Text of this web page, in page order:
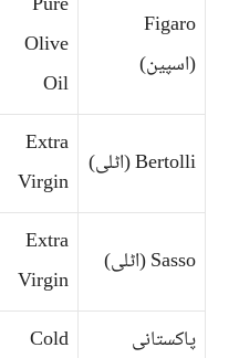
Figaro
(اسپین)
Olive
Oil
Bertolli (اٹلی)
Extra
Virgin
Sasso (اٹلی)
Extra
Virgin
پاکستانی
Cold